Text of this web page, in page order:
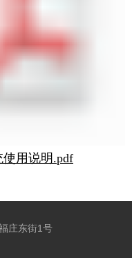
用说明.pdf
庄东街1号